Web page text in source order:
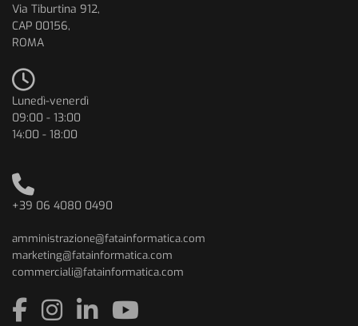
Via Tiburtina 912,
CAP 00156,
ROMA
Lunedì-venerdì
09:00 - 13:00
14:00 - 18:00
+39 06 4080 0490
amministrazione@fatainformatica.com
marketing@fatainformatica.com
commerciali@fatainformatica.com